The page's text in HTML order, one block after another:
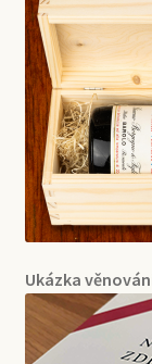
Ukázka